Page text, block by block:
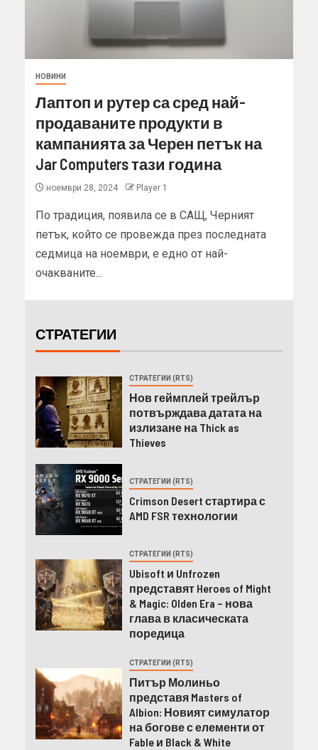
НОВИНИ
Лаптоп и рутер са сред най-
продаваните продукти в
кампанията за Черен петък на
Jar Computers тази година
ноември 28, 2024 Player 1
По традиция, появила се в САЩ, Черният
петък, който се провежда през последната
седмица на ноември, е едно от най-
очакваните...
СТРАТЕГИИ
СТРАТЕГИИ (RTS)
Нов геймплей трейлър
потвърждава датата на
излизане на Thick as
Thieves
СТРАТЕГИИ (RTS)
Crimson Desert стартира с
AMD FSR технологии
СТРАТЕГИИ (RTS)
Ubisoft и Unfrozen
представят Heroes of Might
& Magic: Olden Era – нова
глава в класическата
поредица
СТРАТЕГИИ (RTS)
Питър Молиньо
представя Masters of
Albion: Новият симулатор
на богове с елементи от
Fable и Black & White